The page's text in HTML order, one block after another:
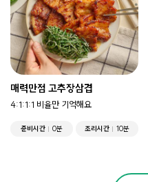
매력만점 고추장삼겹
4:1:1:1 비율만 기억해요
준비시간 0분 조리시간 10분